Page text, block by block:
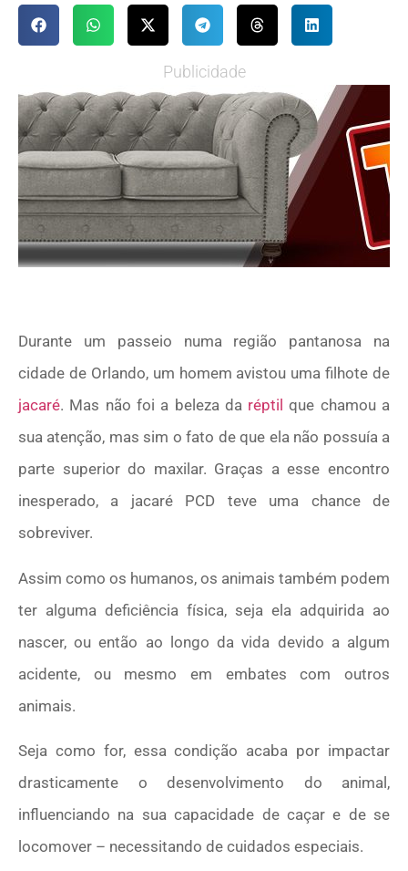
Publicidade
Durante um passeio numa região pantanosa na
cidade de Orlando, um homem avistou uma filhote de
jacaré. Mas não foi a beleza da réptilque chamou a
sua atenção, mas sim o fato de que ela não possuía a
parte superior do maxilar. Graças a esse encontro
inesperado, a jacaré PCD teve uma chance de
sobreviver.
Assim como os humanos, os animais também podem
ter alguma deficiência física, seja ela adquirida ao
nascer, ou então ao longo da vida devido a algum
acidente, ou mesmo em embates com outros
animais.
Seja como for, essa condição acaba por impactar
drasticamente o desenvolvimento do animal,
influenciando na sua capacidade de caçar e de se
locomover – necessitando de cuidados especiais.